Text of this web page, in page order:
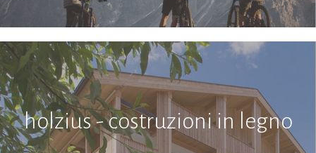
holzius - costruzioni in legno